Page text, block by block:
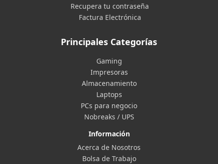
Recupera tu contraseña
Factura Electrónica
Principales Categorías
Gaming
Impresoras
Almacenamiento
Laptops
PCs para negocio
Nobreaks / UPS
Información
Acerca de Nosotros
Bolsa de Trabajo